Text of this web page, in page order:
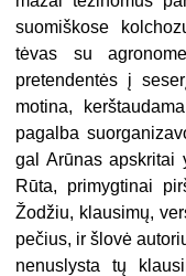
suomiškose
tėvas su
pretendentės į
motina,
pagalba
gal Arūnas apskritai
Rūta, primygtinai
Žodžiu, klausimų,
pečius, ir šlovė
nenuslysta tų